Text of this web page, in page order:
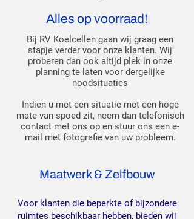
Alles op voorraad!
Bij RV Koelcellen gaan wij graag een
stapje verder voor onze klanten. Wij
proberen dan ook altijd plek in onze
planning te laten voor dergelijke
noodsituaties
Indien u met een situatie met een hoge
mate van spoed zit, neem dan telefonisch
contact met ons op en stuur ons een e-
mail met fotografie van uw probleem.
Maatwerk & Zelfbouw
Voor klanten die beperkte of bijzondere
ruimtes beschikbaar hebben, bieden wij